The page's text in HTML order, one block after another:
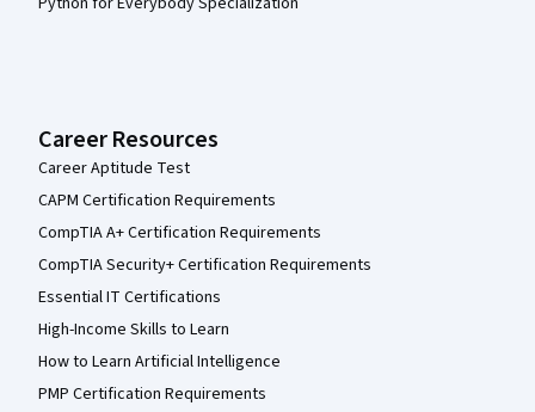
Career Resources
Career Aptitude Test
CAPM Certification Requirements
CompTIA A+ Certification Requirements
CompTIA Security+ Certification Requirements
Essential IT Certifications
High-Income Skills to Learn
How to Learn Artificial Intelligence
PMP Certification Requirements